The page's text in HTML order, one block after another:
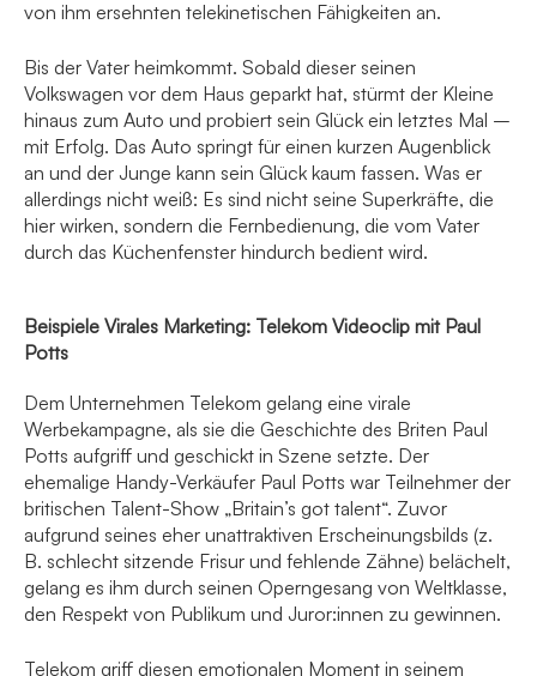
von ihm ersehnten telekinetischen Fähigkeiten an.
Bis der Vater heimkommt. Sobald dieser seinen
Volkswagen vor dem Haus geparkt hat, stürmt der Kleine
hinaus zum Auto und probiert sein Glück ein letztes Mal –
mit Erfolg. Das Auto springt für einen kurzen Augenblick
an und der Junge kann sein Glück kaum fassen. Was er
allerdings nicht weiß: Es sind nicht seine Superkräfte, die
hier wirken, sondern die Fernbedienung, die vom Vater
durch das Küchenfenster hindurch bedient wird.
Beispiele Virales Marketing: Telekom Videoclip mit Paul
Potts
Dem Unternehmen Telekom gelang eine virale
Werbekampagne, als sie die Geschichte des Briten Paul
Potts aufgriff und geschickt in Szene setzte. Der
ehemalige Handy-Verkäufer Paul Potts war Teilnehmer der
britischen Talent-Show „Britain’s got talent“. Zuvor
aufgrund seines eher unattraktiven Erscheinungsbilds (z.
B. schlecht sitzende Frisur und fehlende Zähne) belächelt,
gelang es ihm durch seinen Operngesang von Weltklasse,
den Respekt von Publikum und Juror:innen zu gewinnen.
Telekom griff diesen emotionalen Moment in seinem